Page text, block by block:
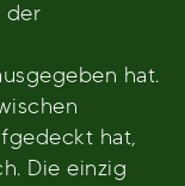
der
hat.
hat,
Die einzig